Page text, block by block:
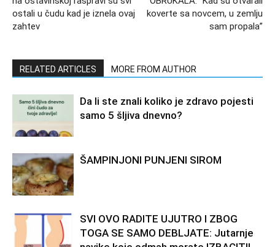
ostali u čudu kad je iznela ovaj
zahtev
koverte sa novcem, u zemlju
sam propala”
RELATED ARTICLES MORE FROM AUTHOR
Da li ste znali koliko je zdravo pojesti
samo 5 šljiva dnevno?
ŠAMPINJONI PUNJENI SIROM
SVI OVO RADITE UJUTRO I ZBOG
TOGA SE SAMO DEBLJATE: Jutarnje